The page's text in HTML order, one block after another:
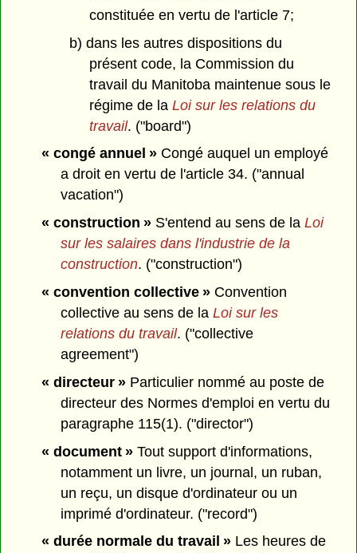
constituée en vertu de l'article 7;
b) dans les autres dispositions du
présent code, la Commission du
travail du Manitoba maintenue sous le
régime de la Loi sur les relations du
travail. ("board")
« congé annuel »Congé auquel un employé
a droit en vertu de l'article 34. ("annual
vacation")
« construction »S'entend au sens de laLoi
sur les salaires dans l'industrie de la
construction. ("construction")
« convention collective »Convention
collective au sens de laLoi sur les
relations du travail. ("collective
agreement")
« directeur »Particulier nommé au poste de
directeur des Normes d'emploi en vertu du
paragraphe 115(1). ("director")
« document »Tout support d'informations,
notamment un livre, un journal, un ruban,
un reçu, un disque d'ordinateur ou un
imprimé d'ordinateur. ("record")
« durée normale du travail »Les heures de